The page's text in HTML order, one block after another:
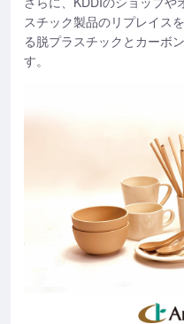
スチック製品のリプレイス
る脱プラスチックとカーボ
す。